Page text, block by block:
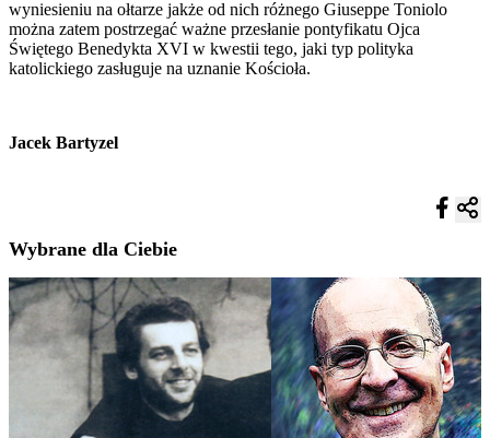
wyniesieniu na ołtarze jakże od nich różnego Giuseppe Toniolo
można zatem postrzegać ważne przesłanie pontyfikatu Ojca
Świętego Benedykta XVI w kwestii tego, jaki typ polityka
katolickiego zasługuje na uznanie Kościoła.
Jacek Bartyzel
Wybrane dla Ciebie